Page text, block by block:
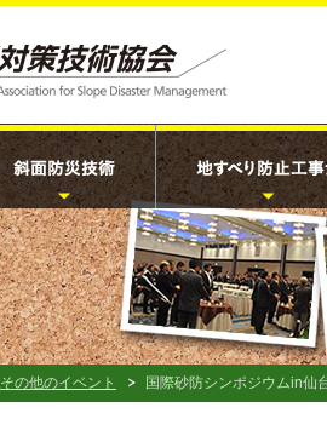
その他のイベント 国際砂防シンポジウムin仙